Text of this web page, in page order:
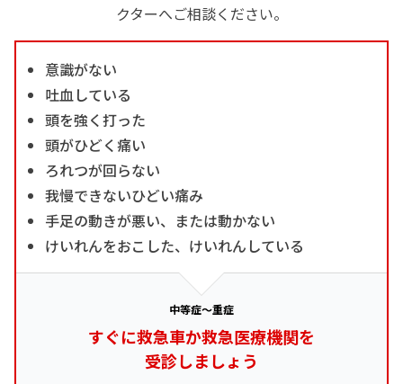
クターへご相談ください。
意識がない
吐血している
頭を強く打った
頭がひどく痛い
ろれつが回らない
我慢できないひどい痛み
手足の動きが悪い、または動かない
けいれんをおこした、けいれんしている
中等症～重症
すぐに救急車か救急医療機関を
受診しましょう